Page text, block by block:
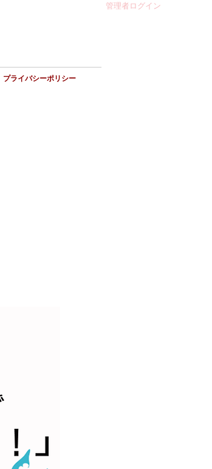
管理者ログイン
プライバシーポリシー